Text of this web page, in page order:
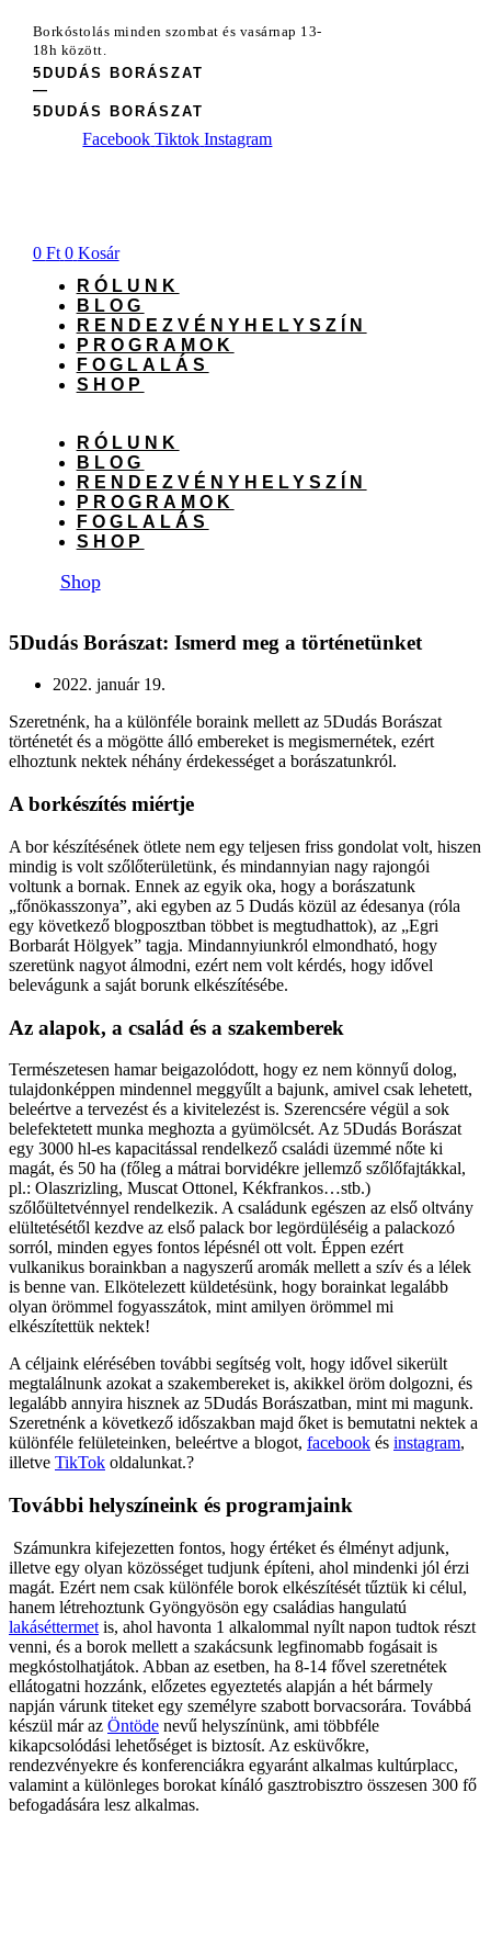
tartalomhoz
Borkóstolás minden szombat és vasárnap 13-
18h között.
5DUDÁS BORÁSZAT
—
5DUDÁS BORÁSZAT
Facebook Tiktok Instagram
0 Ft 0 Kosár
RÓLUNK
BLOG
RENDEZVÉNYHELYSZÍN
PROGRAMOK
FOGLALÁS
SHOP
RÓLUNK
BLOG
RENDEZVÉNYHELYSZÍN
PROGRAMOK
FOGLALÁS
SHOP
Shop
5Dudás Borászat: Ismerd meg a történetünket
2022. január 19.
Szeretnénk, ha a különféle boraink mellett az 5Dudás Borászat
történetét és a mögötte álló embereket is megismernétek, ezért
elhoztunk nektek néhány érdekességet a borászatunkról.
A borkészítés miértje
A bor készítésének ötlete nem egy teljesen friss gondolat volt, hiszen
mindig is volt szőlőterületünk, és mindannyian nagy rajongói
voltunk a bornak. Ennek az egyik oka, hogy a borászatunk
„főnökasszonya”, aki egyben az 5 Dudás közül az édesanya (róla
egy következő blogposztban többet is megtudhattok), az „Egri
Borbarát Hölgyek” tagja. Mindannyiunkról elmondható, hogy
szeretünk nagyot álmodni, ezért nem volt kérdés, hogy idővel
belevágunk a saját borunk elkészítésébe.
Az alapok, a család és a szakemberek
Természetesen hamar beigazolódott, hogy ez nem könnyű dolog,
tulajdonképpen mindennel meggyűlt a bajunk, amivel csak lehetett,
beleértve a tervezést és a kivitelezést is. Szerencsére végül a sok
belefektetett munka meghozta a gyümölcsét. Az 5Dudás Borászat
egy 3000 hl-es kapacitással rendelkező családi üzemmé nőte ki
magát, és 50 ha (főleg a mátrai borvidékre jellemző szőlőfajtákkal,
pl.: Olaszrizling, Muscat Ottonel, Kékfrankos…stb.)
szőlőültetvénnyel rendelkezik. A családunk egészen az első oltvány
elültetésétől kezdve az első palack bor legördüléséig a palackozó
sorról, minden egyes fontos lépésnél ott volt. Éppen ezért
vulkanikus borainkban a nagyszerű aromák mellett a szív és a lélek
is benne van. Elkötelezett küldetésünk, hogy borainkat legalább
olyan örömmel fogyasszátok, mint amilyen örömmel mi
elkészítettük nektek!
A céljaink elérésében további segítség volt, hogy idővel sikerült
megtalálnunk azokat a szakembereket is, akikkel öröm dolgozni, és
legalább annyira hisznek az 5Dudás Borászatban, mint mi magunk.
Szeretnénk a következő időszakban majd őket is bemutatni nektek a
különféle felületeinken, beleértve a blogot, facebook és instagram,
illetve TikTok oldalunkat.?
További helyszíneink és programjaink
Számunkra kifejezetten fontos, hogy értéket és élményt adjunk,
illetve egy olyan közösséget tudjunk építeni, ahol mindenki jól érzi
magát. Ezért nem csak különféle borok elkészítését tűztük ki célul,
hanem létrehoztunk Gyöngyösön egy családias hangulatú
lakáséttermet is, ahol havonta 1 alkalommal nyílt napon tudtok részt
venni, és a borok mellett a szakácsunk legfinomabb fogásait is
megkóstolhatjátok. Abban az esetben, ha 8-14 fővel szeretnétek
ellátogatni hozzánk, előzetes egyeztetés alapján a hét bármely
napján várunk titeket egy személyre szabott borvacsorára. Továbbá
készül már az Öntöde nevű helyszínünk, ami többféle
kikapcsolódási lehetőséget is biztosít. Az esküvőkre,
rendezvényekre és konferenciákra egyaránt alkalmas kultúrplacc,
valamint a különleges borokat kínáló gasztrobisztro összesen 300 fő
befogadására lesz alkalmas.